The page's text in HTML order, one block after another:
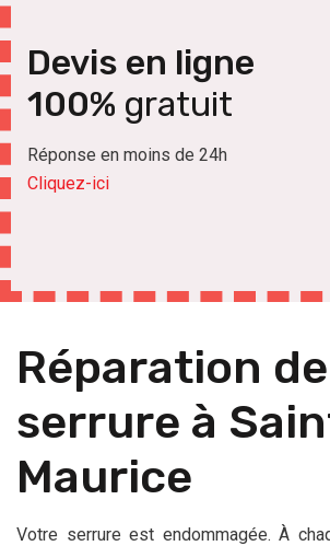
Devis en ligne
100% gratuit
Réponse en moins de 24h
Cliquez-ici
Réparation de
serrure à
Maurice
Votre serrure est endommagée. À